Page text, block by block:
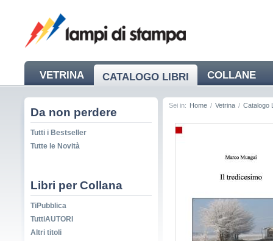
VETRINA CATALOGO LIBRI COLLANE
NEWS
Da non perdere
Tutti i Bestseller
Tutte le Novità
Libri per Collana
TiPubblica
TuttiAUTORI
Altri titoli
Sei in: Home / Vetrina / Catalogo